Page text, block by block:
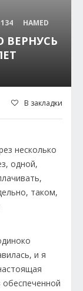
HAMED
ВЕРНУСЬ
В закладки
и я